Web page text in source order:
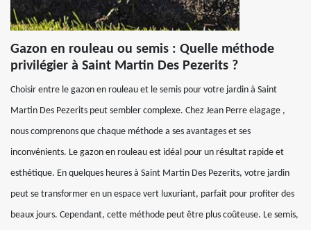
Gazon en rouleau ou semis : Quelle méthode
privilégier à Saint Martin Des Pezerits ?
Choisir entre le gazon en rouleau et le semis pour votre jardin à Saint
Martin Des Pezerits peut sembler complexe. Chez Jean Perre elagage ,
nous comprenons que chaque méthode a ses avantages et ses
inconvénients. Le gazon en rouleau est idéal pour un résultat rapide et
esthétique. En quelques heures à Saint Martin Des Pezerits, votre jardin
peut se transformer en un espace vert luxuriant, parfait pour profiter des
beaux jours. Cependant, cette méthode peut être plus coûteuse. Le semis,